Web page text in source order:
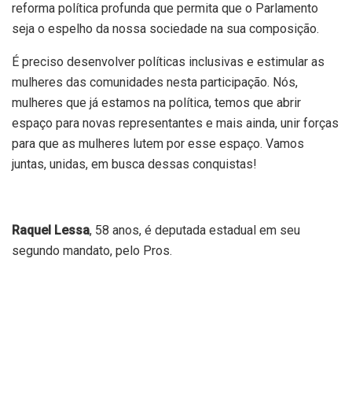
reforma política profunda que permita que o Parlamento
seja o espelho da nossa sociedade na sua composição.
É preciso desenvolver políticas inclusivas e estimular as
mulheres das comunidades nesta participação. Nós,
mulheres que já estamos na política, temos que abrir
espaço para novas representantes e mais ainda, unir forças
para que as mulheres lutem por esse espaço. Vamos
juntas, unidas, em busca dessas conquistas!
Raquel Lessa, 58 anos, é deputada estadual em seu
segundo mandato, pelo Pros.